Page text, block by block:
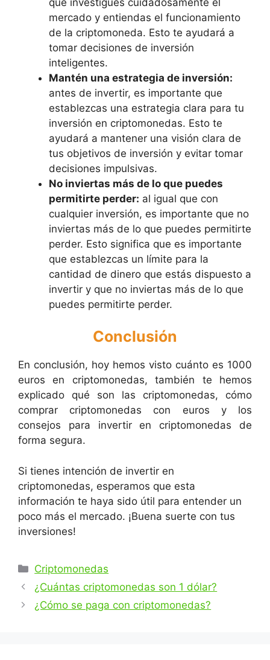
mercado y entiendas el funcionamiento
de la criptomoneda. Esto te ayudará a
tomar decisiones de inversión
inteligentes.
Mantén una estrategia de inversión:
antes de invertir, es importante que
establezcas una estrategia clara para tu
inversión en criptomonedas. Esto te
ayudará a mantener una visión clara de
tus objetivos de inversión y evitar tomar
decisiones impulsivas.
No inviertas más de lo que puedes
permitirte perder: al igual que con
cualquier inversión, es importante que no
inviertas más de lo que puedes permitirte
perder. Esto significa que es importante
que establezcas un límite para la
cantidad de dinero que estás dispuesto a
invertir y que no inviertas más de lo que
puedes permitirte perder.
Conclusión
En conclusión, hoy hemos visto cuánto es 1000
euros en criptomonedas, también te hemos
explicado qué son las criptomonedas, cómo
comprar criptomonedas con euros y los
consejos para invertir en criptomonedas de
forma segura.
Si tienes intención de invertir en
criptomonedas, esperamos que esta
información te haya sido útil para entender un
poco más el mercado. ¡Buena suerte con tus
inversiones!
Categorías
Criptomonedas
¿Cuántas criptomonedas son 1 dólar?
¿Cómo se paga con criptomonedas?